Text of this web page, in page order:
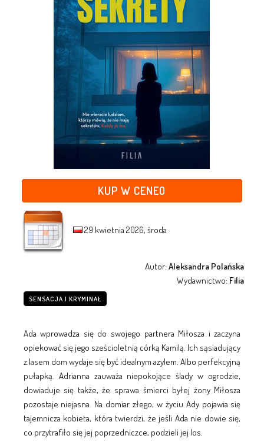
KUP W CENEO
29 kwietnia 2026, środa
Autor:Aleksandra Polańska
Wydawnictwo: Filia
SENSACJA I KRYMINAŁ
Ada wprowadza się do swojego partnera Miłosza i zaczyna
opiekować się jego sześcioletnią córką Kamilą. Ich sąsiadujący
z lasem dom wydaje się być idealnym azylem. Albo perfekcyjną
pułapką. Adrianna zauważa niepokojące ślady w ogrodzie,
dowiaduje się także, że sprawa śmierci byłej żony Miłosza
pozostaje niejasna. Na domiar złego, w życiu Ady pojawia się
tajemnicza kobieta, która twierdzi, że jeśli Ada nie dowie się,
co przytrafiło się jej poprzedniczce, podzieli jej los.